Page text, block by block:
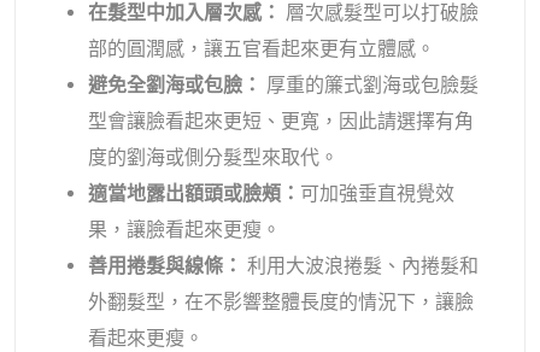
AI頭像生成器
視頻工具
視頻效果
視頻增強器
在髮型中加入層次感： 層次感髮型可以打破臉
部的圓潤感，讓五官看起來更有立體感。
避免全劉海或包臉： 厚重的簾式劉海或包臉髮
型會讓臉看起來更短、更寬，因此請選擇有角
度的劉海或側分髮型來取代。
適當地露出額頭或臉頰： 可加強垂直視覺效
果，讓臉看起來更瘦。
善用捲髮與線條：利用大波浪捲髮、內捲髮和
外翻髮型，在不影響整體長度的情況下，讓臉
看起來更瘦。